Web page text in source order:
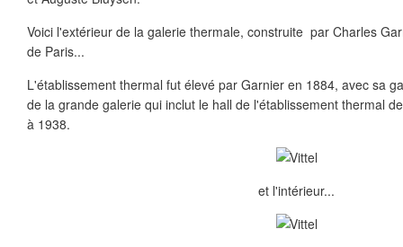
Voici l'extérieur de la galerie thermale, construite par Charles
de Paris...
L'établissement thermal fut élevé par Garnier en 1884, avec sa
de la grande galerie qui inclut le hall de l'établissement thermal
à 1938.
et l'intérieur...